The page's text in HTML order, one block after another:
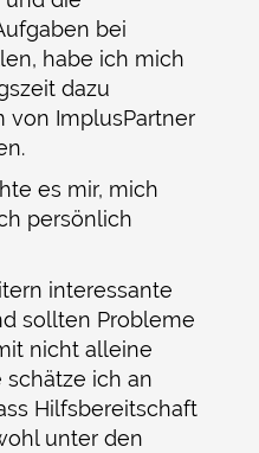
bei
habe ich mich
dazu
von ImplusPartner
es mir, mich
persönlich
interessante
sollten Probleme
nicht alleine
schätze ich an
Hilfsbereitschaft
unter den